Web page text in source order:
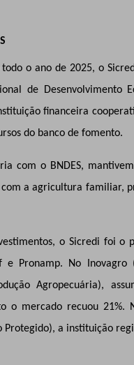
o ano de 2025, o
de
financeira
do banco de fomento.
com o BNDES,
com a agricultura familiar,
o Sicredi foi o
e Pronamp. No
Agropecuária),
o mercado recuou
Protegido), a instituição